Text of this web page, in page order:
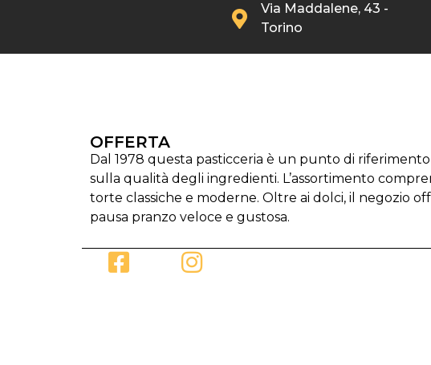
Via Maddalene, 43 -
Torino
OFFERTA
Dal 1978 questa pasticceria è un punto di
sulla qualità degli ingredienti. L’assortimento
torte classiche e moderne. Oltre ai dolci, il negozio
pausa pranzo veloce e gustosa.